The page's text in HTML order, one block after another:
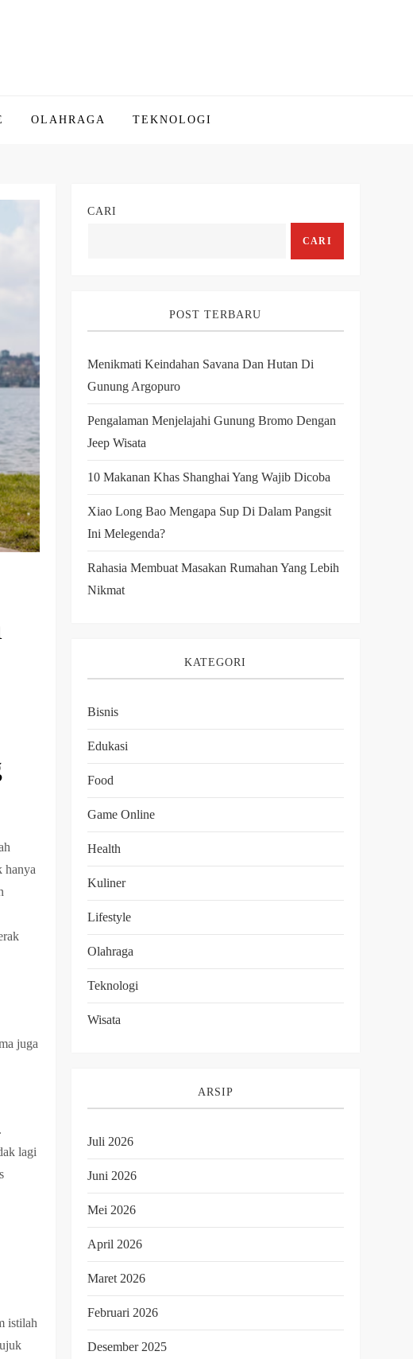
OLAHRAGA TEKNOLOGI
hanya
juga
lagi
istilah
CARI
CARI
POST TERBARU
Menikmati Keindahan Savana Dan Hutan Di
Gunung Argopuro
Pengalaman Menjelajahi Gunung Bromo Dengan
Jeep Wisata
10 Makanan Khas Shanghai Yang Wajib Dicoba
Xiao Long Bao Mengapa Sup Di Dalam Pangsit
Ini Melegenda?
Rahasia Membuat Masakan Rumahan Yang Lebih
Nikmat
KATEGORI
Bisnis
Edukasi
Food
Game Online
Health
Kuliner
Lifestyle
Olahraga
Teknologi
Wisata
ARSIP
Juli 2026
Juni 2026
Mei 2026
April 2026
Maret 2026
Februari 2026
Desember 2025